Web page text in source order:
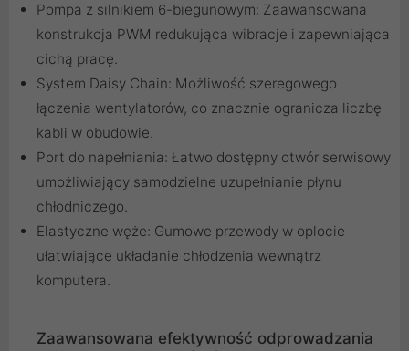
Pompa z silnikiem 6-biegunowym: Zaawansowana
konstrukcja PWM redukująca wibracje i zapewniająca
cichą pracę.
System Daisy Chain: Możliwość szeregowego
łączenia wentylatorów, co znacznie ogranicza liczbę
kabli w obudowie.
Port do napełniania: Łatwo dostępny otwór serwisowy
umożliwiający samodzielne uzupełnianie płynu
chłodniczego.
Elastyczne węże: Gumowe przewody w oplocie
ułatwiające układanie chłodzenia wewnątrz
komputera.
Zaawansowana efektywność odprowadzania